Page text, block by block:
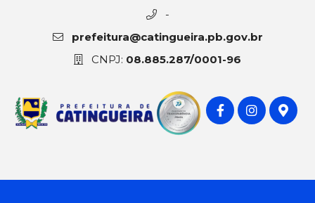
-
prefeitura@catingueira.pb.gov.br
CNPJ: 08.885.287/0001-96